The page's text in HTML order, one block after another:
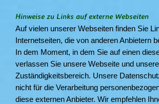
Hinweise zu Links auf externe Webseiten
Auf vielen unserer Webseiten finden Sie
Internetseiten, die von anderen Anbietern
In dem Moment, in dem Sie auf einen
verlassen Sie unsere Webseite und
Zuständigkeitsbereich. Unsere
nicht für die Verarbeitung
diese externen Anbieter. Wir empfehlen